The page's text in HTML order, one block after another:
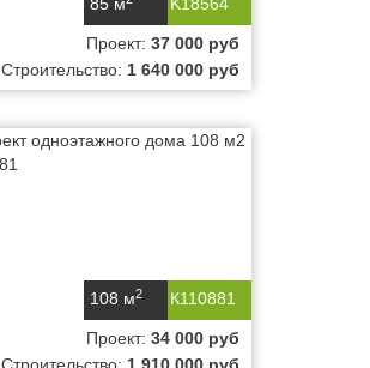
Проект: 37 000 руб
Строительство: 1 640 000 руб
К110881
108 м2
Проект: 34 000 руб